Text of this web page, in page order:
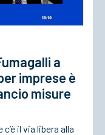
a
imprese è
misure
il via libera alla